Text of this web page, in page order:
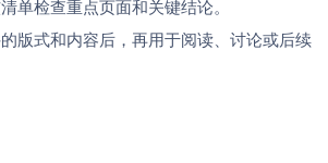
单检查重点页面和关键结论。
版式和内容后，再用于阅读、讨论或后续